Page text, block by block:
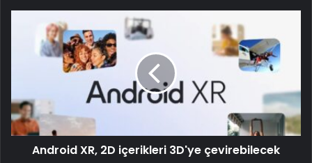
Android XR, 2D içerikleri 3D'ye çevirebilecek